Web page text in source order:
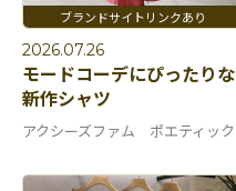
2026.07.26
モードコーデにぴったりな
新作シャツ
アクシーズファム ポエティック